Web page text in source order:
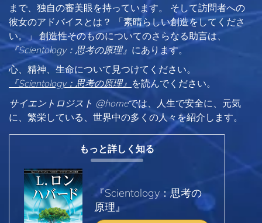
まで、独自の審美眼を持っています。 そして訪問者への
彼女のアドバイスとは？ 「素晴らしい創造をしてくださ
い。」 創造性そのものについてのさらなる助言は、
『Scientology：思考の原理』 にあります。
心、精神、生命について見つけてください。
『Scientology：思考の原理』 を読んでください。
サイエントロジスト @homeでは、人生で安全に、元気
に、繁栄している、世界中の多くの人々を紹介します。
もっと詳しく知る
『Scientology：思考の
原理』